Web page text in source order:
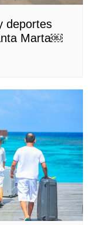
deportes
Marta￼